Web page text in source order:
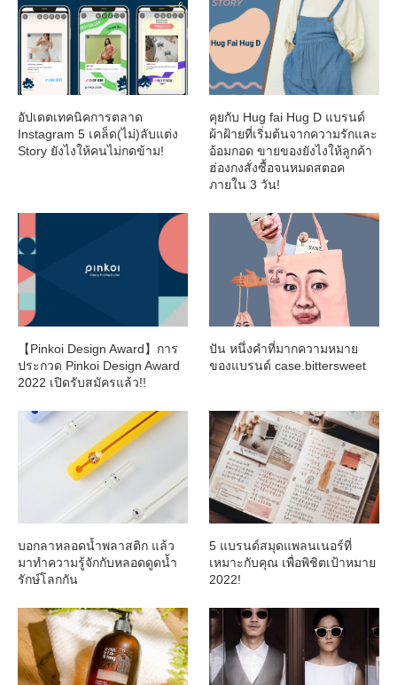
อัปเดตเทคนิคการตลาด
Instagram 5 เคล็ด(ไม่)ลับแต่ง
Story ยังไงให้คนไม่กดข้าม!
คุยกับ Hug fai Hug D แบรนด์
ผ้าฝ้ายที่เริ่มต้นจากความรักและ
อ้อมกอด ขายของยังไงให้ลูกค้า
ฮ่องกงสั่งซื้อจนหมดสตอค
ภายใน 3 วัน!
【Pinkoi Design Award】การ
ประกวด Pinkoi Design Award
2022 เปิดรับสมัครแล้ว!!
ปัน หนึ่งคำที่มากความหมาย
ของแบรนด์ case.bittersweet
บอกลาหลอดน้ำพลาสติก แล้ว
มาทำความรู้จักกับหลอดดูดน้ำ
รักษ์โลกกัน
5 แบรนด์สมุดแพลนเนอร์ที่
เหมาะกับคุณ เพื่อพิชิตเป้าหมาย
2022!